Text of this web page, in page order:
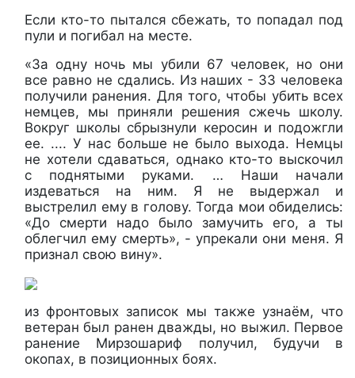
Если кто-то пытался сбежать, то попадал под
пули и погибал на месте.
«За одну ночь мы убили 67 человек, но они
все равно не сдались. Из наших - 33 человека
получили ранения. Для того, чтобы убить всех
немцев, мы приняли решения сжечь школу.
Вокруг школы сбрызнули керосин и подожгли
ее. .... У нас больше не было выхода. Немцы
не хотели сдаваться, однако кто-то выскочил
с поднятыми руками. … Наши начали
издеваться на ним. Я не выдержал и
выстрелил ему в голову. Тогда мои обиделись:
«До смерти надо было замучить его, а ты
облегчил ему смерть», - упрекали они меня. Я
признал свою вину».
из фронтовых записок мы также узнаём, что
ветеран был ранен дважды, но выжил. Первое
ранение Мирзошариф получил, будучи в
окопах, в позиционных боях.